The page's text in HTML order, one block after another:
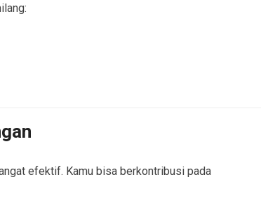
efektif. Kamu bisa berkontribusi pada